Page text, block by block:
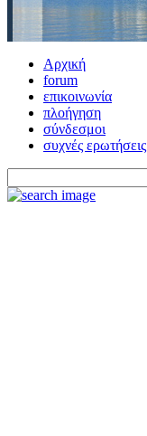
Αρχική
forum
επικοινωνία
πλοήγηση
σύνδεσμοι
συχνές ερωτήσεις